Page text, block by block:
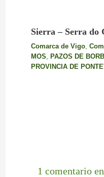
Sierra – Serra do
Comarca de Vigo,
MOS, PAZOS DE
PROVINCIA DE
1 comentario